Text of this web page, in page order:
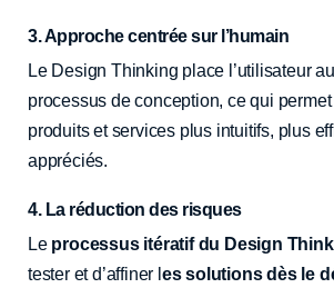
3. Approche centrée sur l’humain
Le Design Thinking place l’utilisateur
processus de conception, ce qui
produits et services plus intuitifs, plus
appréciés.
4. La réduction des risques
Leprocessus itératif du Design
tester et d’affiner l es solutions dès le